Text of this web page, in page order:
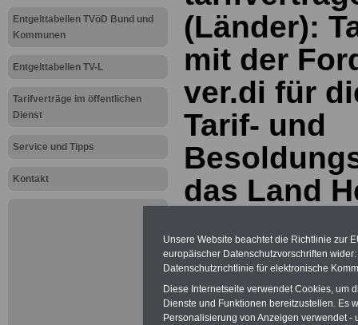
Entgelttabellen TVöD Bund und
Kommunen
Entgelttabellen TV-L
Tarifverträge im öffentlichen
Dienst
Service und Tipps
Kontakt
(Länder):
mit der
ver.di für
Tarif- und
das Land
Unsere Website beachtet die Richtlinie zur
europäischer Datenschutzvorschriften
Datenschutzrichtlinie für elektronische
Diese Internetseite verwendet Cookies, um
Dienste und Funktionen bereitzustellen. Es
Personalisierung von Anzeigen verwendet